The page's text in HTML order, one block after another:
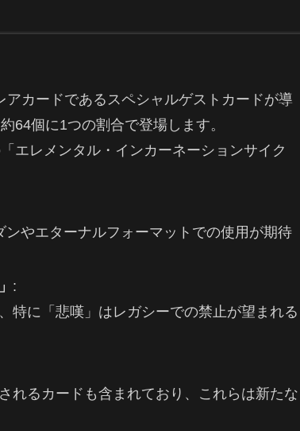
カードであるスペシャルゲストカードが導
64個に1つの割合で登場します。
エレメンタル・インカーネーションサイク
やエターナルフォーマットでの使用が期待
:
特に「悲嘆」はレガシーでの禁止が望まれる
れるカードも含まれており、これらは新たな